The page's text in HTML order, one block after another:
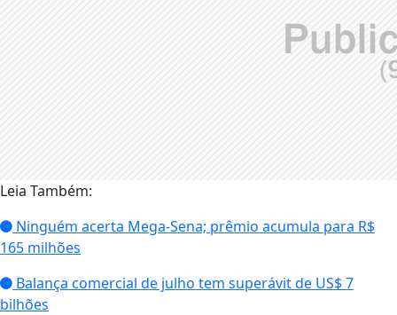
Leia Também:
Ninguém acerta Mega-Sena; prêmio acumula para R$
165 milhões
Balança comercial de julho tem superávit de US$ 7
bilhões